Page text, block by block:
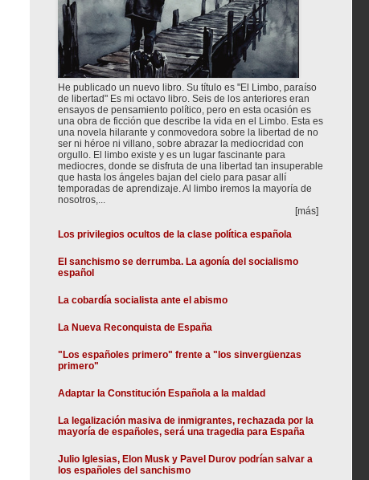
He publicado un nuevo libro. Su título es "El Limbo, paraíso
de libertad" Es mi octavo libro. Seis de los anteriores eran
ensayos de pensamiento político, pero en esta ocasión es
una obra de ficción que describe la vida en el Limbo. Esta es
una novela hilarante y conmovedora sobre la libertad de no
ser ni héroe ni villano, sobre abrazar la mediocridad con
orgullo. El limbo existe y es un lugar fascinante para
mediocres, donde se disfruta de una libertad tan insuperable
que hasta los ángeles bajan del cielo para pasar allí
temporadas de aprendizaje. Al limbo iremos la mayoría de
nosotros,...
[más]
Los privilegios ocultos de la clase política española
El sanchismo se derrumba. La agonía del socialismo
español
La cobardía socialista ante el abismo
La Nueva Reconquista de España
"Los españoles primero" frente a "los sinvergüenzas
primero"
Adaptar la Constitución Española a la maldad
La legalización masiva de inmigrantes, rechazada por la
mayoría de españoles, será una tragedia para España
Julio Iglesias, Elon Musk y Pavel Durov podrían salvar a
los españoles del sanchismo